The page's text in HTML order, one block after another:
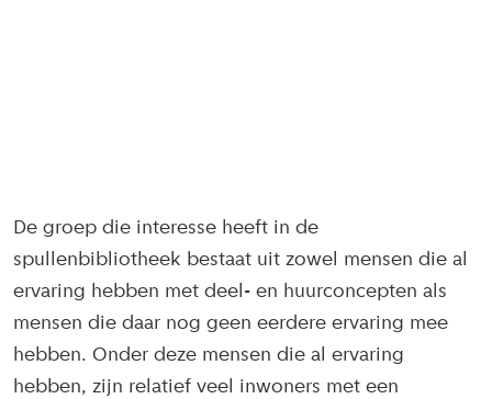
De groep die interesse heeft in de
spullenbibliotheek bestaat uit zowel mensen die al
ervaring hebben met deel- en huurconcepten als
mensen die daar nog geen eerdere ervaring mee
hebben. Onder deze mensen die al ervaring
hebben, zijn relatief veel inwoners met een